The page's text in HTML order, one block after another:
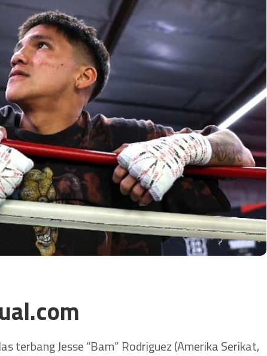
terbang Jesse “Bam” Rodriguez (Amerika Serikat,